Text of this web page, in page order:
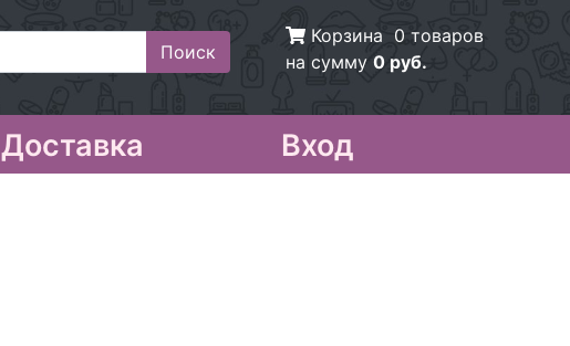
Корзина 0 товаров
на сумму 0 руб.
Доставка Вход